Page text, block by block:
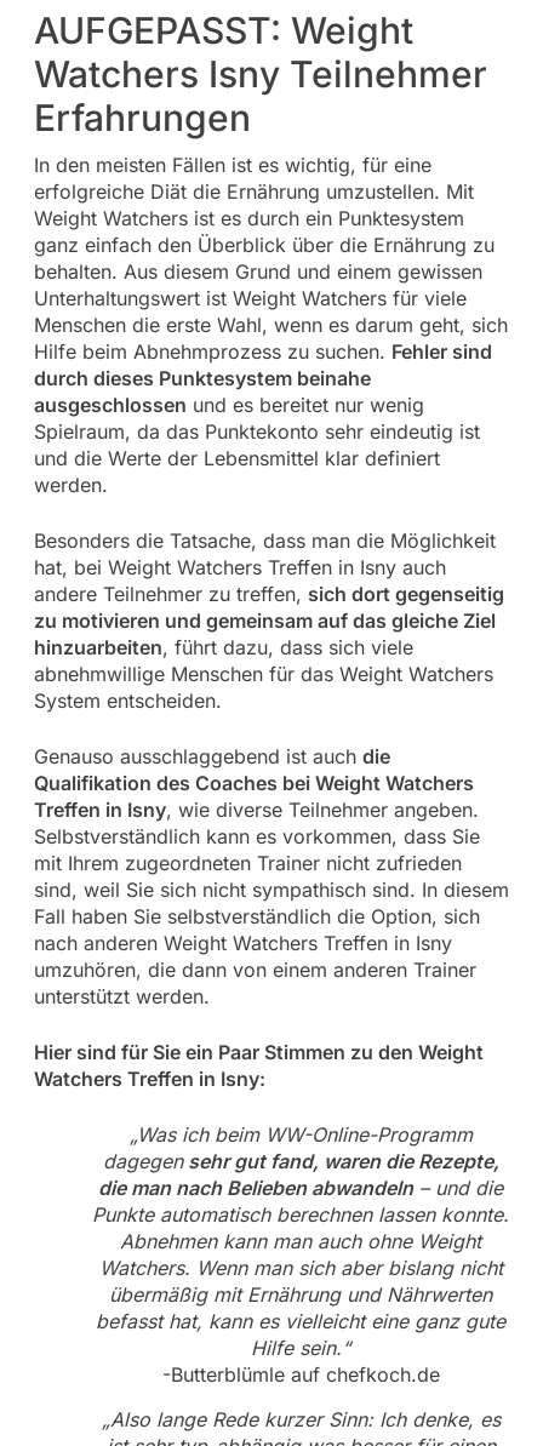
AUFGEPASST: Weight
Watchers Isny Teilnehmer
Erfahrungen
In den meisten Fällen ist es wichtig, für eine
erfolgreiche Diät die Ernährung umzustellen. Mit
Weight Watchers ist es durch ein Punktesystem
ganz einfach den Überblick über die Ernährung zu
behalten. Aus diesem Grund und einem gewissen
Unterhaltungswert ist Weight Watchers für viele
Menschen die erste Wahl, wenn es darum geht, sich
Hilfe beim Abnehmprozess zu suchen. Fehler sind
durch dieses Punktesystem beinahe
ausgeschlossen und es bereitet nur wenig
Spielraum, da das Punktekonto sehr eindeutig ist
und die Werte der Lebensmittel klar definiert
werden.
Besonders die Tatsache, dass man die Möglichkeit
hat, bei Weight Watchers Treffen in Isny auch
andere Teilnehmer zu treffen, sich dort gegenseitig
zu motivieren und gemeinsam auf das gleiche Ziel
hinzuarbeiten, führt dazu, dass sich viele
abnehmwillige Menschen für das Weight Watchers
System entscheiden.
Genauso ausschlaggebend ist auch die
Qualifikation des Coaches bei Weight Watchers
Treffen in Isny, wie diverse Teilnehmer angeben.
Selbstverständlich kann es vorkommen, dass Sie
mit Ihrem zugeordneten Trainer nicht zufrieden
sind, weil Sie sich nicht sympathisch sind. In diesem
Fall haben Sie selbstverständlich die Option, sich
nach anderen Weight Watchers Treffen in Isny
umzuhören, die dann von einem anderen Trainer
unterstützt werden.
Hier sind für Sie ein Paar Stimmen zu den Weight
Watchers Treffen in Isny:
„Was ich beim WW-Online-Programm
dagegensehr gut fand, waren die Rezepte,
die man nach Belieben abwandeln– und die
Punkte automatisch berechnen lassen konnte.
Abnehmen kann man auch ohne Weight
Watchers. Wenn man sich aber bislang nicht
übermäßig mit Ernährung und Nährwerten
befasst hat, kann es vielleicht eine ganz gute
Hilfe sein.“
-Butterblümle auf chefkoch.de
„Also lange Rede kurzer Sinn: Ich denke, es